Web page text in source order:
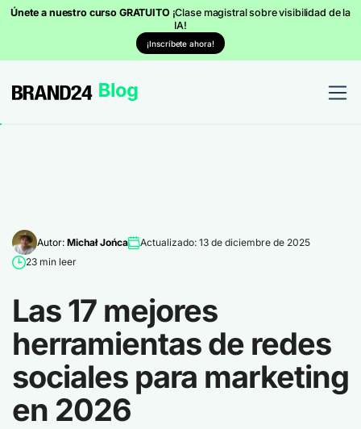
Únete a nuestro curso GRATUITO ¡Clase magistral sobre visibilidad de la
IA!
¡Inscríbete ahora!
Autor: Michał Jońca
Actualizado: 13 de diciembre de 2025
23 min leer
Las 17 mejores
herramientas de redes
sociales para marketing
en 2026